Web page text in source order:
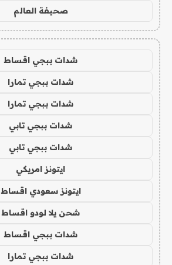
صحيفة العالم
شدات ببجي اقساط
شدات ببجي تمارا
شدات ببجي تمارا
شدات ببجي تابي
شدات ببجي تابي
ايتونز امريكي
ايتونز سعودي اقساط
شحن يلا لودو اقساط
شدات ببجي اقساط
شدات ببجي تمارا